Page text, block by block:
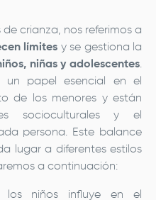
crianza, nos referimos a
límites y se gestiona la
niñas y adolescentes.
un papel esencial en el
de los menores y están
socioculturales y el
persona. Este balance
lugar a diferentes estilos
a continuación:
los niños influye en el